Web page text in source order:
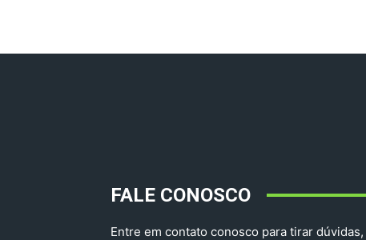
FALE CONOSCO
Entre em contato conosco para tirar dúvidas,